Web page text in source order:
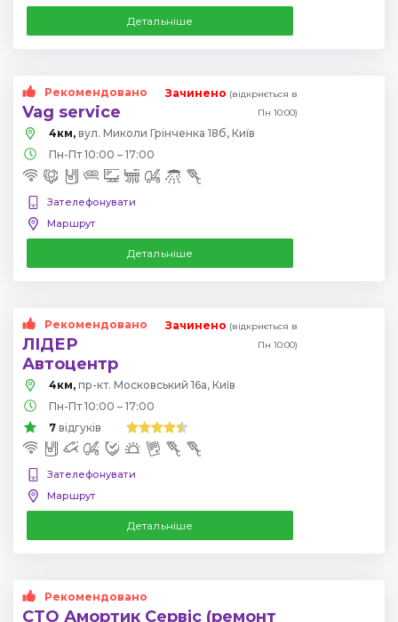
Детальніше
Рекомендовано
Vag service
Зачинено (відкриється в
Пн 10:00)
4км, вул. Миколи Грінченка 18б, Київ
Пн-Пт 10:00 – 17:00
Зателефонувати
Маршрут
Детальніше
Рекомендовано
ЛІДЕР
Автоцентр
Зачинено (відкриється в
Пн 10:00)
4км, пр-кт. Московський 16а, Київ
Пн-Пт 10:00 – 17:00
7 відгуків
Зателефонувати
Маршрут
Детальніше
Рекомендовано
СТО Амортик Сервіс (ремонт